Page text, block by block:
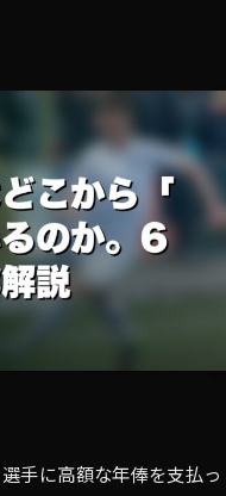
手に高額な年俸を支払っ